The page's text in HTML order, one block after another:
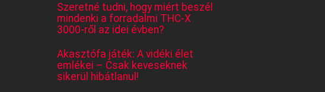
Szeretné tudni, hogy miért beszél
mindenki a forradalmi THC-X
3000-ről az idei évben?
Akasztófa játék: A vidéki élet
emlékei – Csak keveseknek
sikerül hibátlanul!